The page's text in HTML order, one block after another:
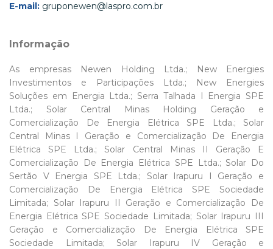
E-mail: gruponewen@laspro.com.br
Informação
As empresas Newen Holding Ltda.; New Energies
Investimentos e Participações Ltda.; New Energies
Soluções em Energia Ltda.; Serra Talhada I Energia SPE
Ltda.; Solar Central Minas Holding Geração e
Comercialização De Energia Elétrica SPE Ltda.; Solar
Central Minas I Geração e Comercialização De Energia
Elétrica SPE Ltda.; Solar Central Minas II Geração E
Comercialização De Energia Elétrica SPE Ltda.; Solar Do
Sertão V Energia SPE Ltda.; Solar Irapuru I Geração e
Comercialização De Energia Elétrica SPE Sociedade
Limitada; Solar Irapuru II Geração e Comercialização De
Energia Elétrica SPE Sociedade Limitada; Solar Irapuru III
Geração e Comercialização De Energia Elétrica SPE
Sociedade Limitada; Solar Irapuru IV Geração e